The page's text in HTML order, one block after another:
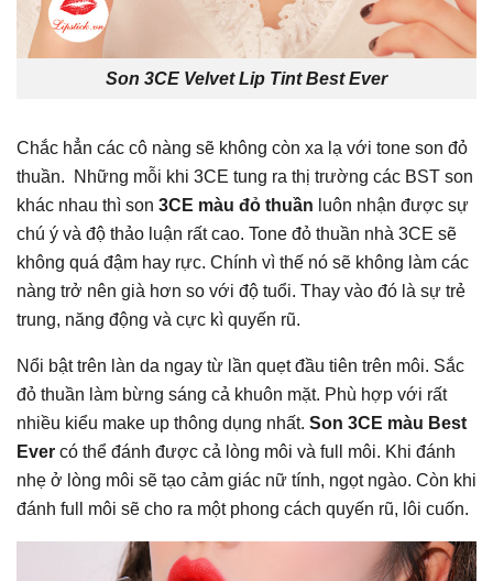
Son 3CE Velvet Lip Tint Best Ever
Chắc hẳn các cô nàng sẽ không còn xa lạ với tone son đỏ
thuần. Những mỗi khi 3CE tung ra thị trường các BST son
khác nhau thì son 3CE màu đỏ thuần luôn nhận được sự
chú ý và độ thảo luận rất cao. Tone đỏ thuần nhà 3CE sẽ
không quá đậm hay rực. Chính vì thế nó sẽ không làm các
nàng trở nên già hơn so với độ tuổi. Thay vào đó là sự trẻ
trung, năng động và cực kì quyến rũ.
Nổi bật trên làn da ngay từ lần quẹt đầu tiên trên môi. Sắc
đỏ thuần làm bừng sáng cả khuôn mặt. Phù hợp với rất
nhiều kiểu make up thông dụng nhất. Son 3CE màu Best
Ever có thể đánh được cả lòng môi và full môi. Khi đánh
nhẹ ở lòng môi sẽ tạo cảm giác nữ tính, ngọt ngào. Còn khi
đánh full môi sẽ cho ra một phong cách quyến rũ, lôi cuốn.